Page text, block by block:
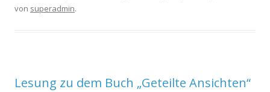
von superadmin.
Lesung zu dem Buch „Geteilte Ansichten“